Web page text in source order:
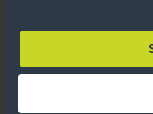
255/50R20
SUV XLFP
255 / 50 R20